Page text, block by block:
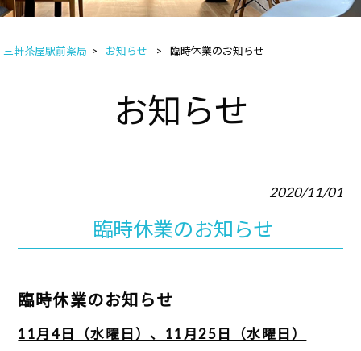
三軒茶屋駅前薬局 > お知らせ > 臨時休業のお知らせ
お知らせ
2020/11/01
臨時休業のお知らせ
臨時休業のお知らせ
11月4日（水曜日）、11月25日（水曜日）